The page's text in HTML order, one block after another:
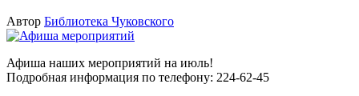
Автор Библиотека Чуковского
Афиша наших мероприятий на июль!
Подробная информация по телефону: 224-62-45